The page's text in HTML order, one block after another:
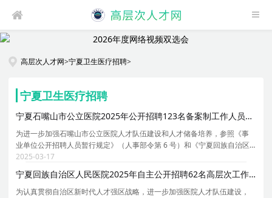
高层次人才网>宁夏卫生医疗招聘>
宁夏卫生医疗招聘
宁夏石嘴山市公立医院2025年公开招聘123名备案制工作人员公告
为进一步加强石嘴山市公立医院人才队伍建设和人才储备培养，参照《事
业单位公开招聘人员暂行规定》（人事部令第 6 号）和《宁夏回族自治区
事业单位公开招聘工作人员实施办法》（宁政办规发[ 2023 ] 9 号）等有关
规定，根据《关于进一步推进公立医疗卫生机构
2025-03-17
宁夏回族自治区人民医院2025年自主公开招聘62名高层次工作人员公告
为认真贯彻自治区新时代人才强区战略，进一步加强医院人才队伍建设，